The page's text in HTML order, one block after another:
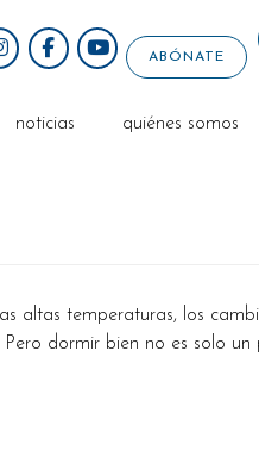
ABÓNATE
noticias quiénes somos
altas temperaturas, los
dormir bien no es solo un